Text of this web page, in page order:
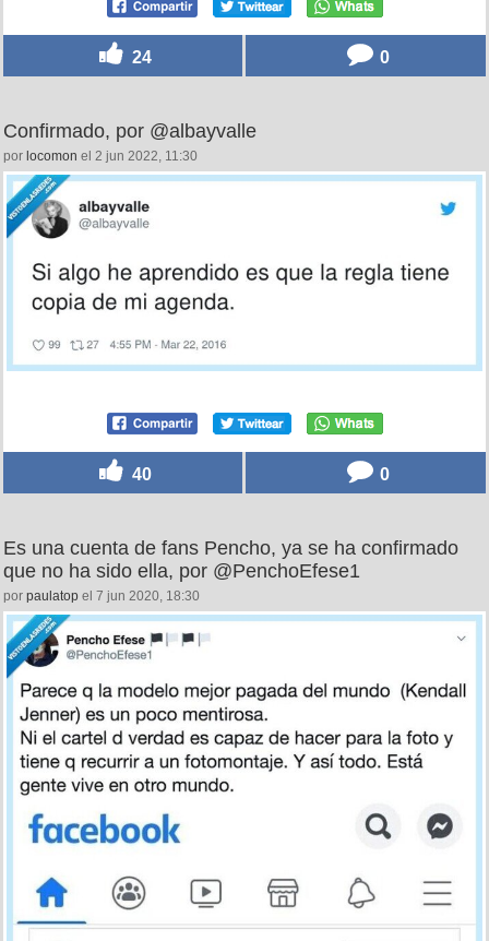
24 0
Confirmado, por @albayvalle
por locomon el 2 jun 2022, 11:30
40 0
Es una cuenta de fans Pencho, ya se ha confirmado
que no ha sido ella, por @PenchoEfese1
por paulatop el 7 jun 2020, 18:30